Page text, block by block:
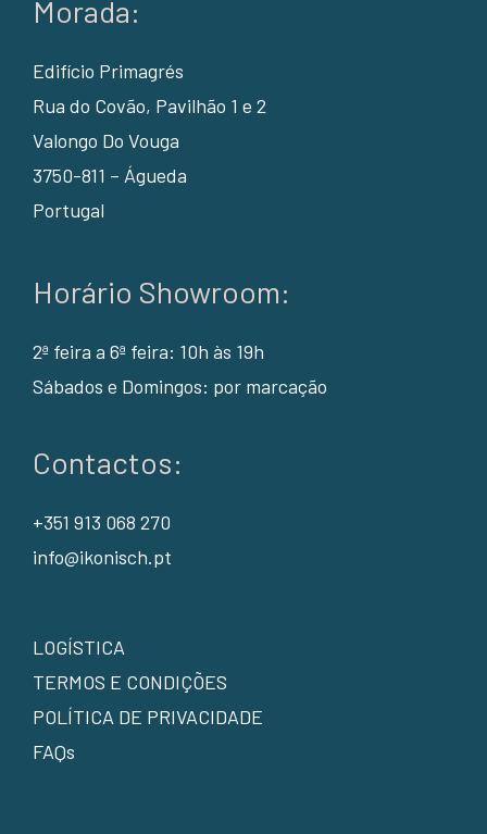
Morada:
Edifício Primagrés
Rua do Covão, Pavilhão 1 e 2
Valongo Do Vouga
3750-811 – Águeda
Portugal
Horário Showroom:
2ª feira a 6ª feira: 10h às 19h
Sábados e Domingos: por marcação
Contactos:
+351 913 068 270
info@ikonisch.pt
LOGÍSTICA
TERMOS E CONDIÇÕES
POLÍTICA DE PRIVACIDADE
FAQs